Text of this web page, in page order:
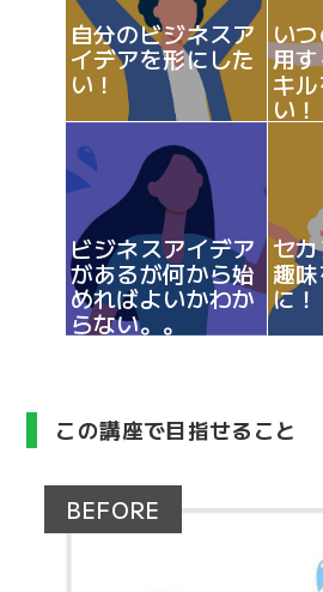
自分のビジネスア
イデアを形にした
い！
い
用
キ
い！
ビジネスアイデア
があるが何から始
めればよいかわか
らない。。
セ
趣
に！
この講座で目指せること
BEFORE